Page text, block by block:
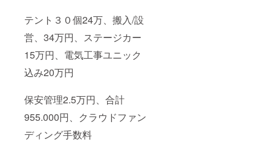
テント３０個24万、搬入/設
営、34万円、ステージカー
15万円、電気工事ユニック
込み20万円
保安管理2.5万円、合計
955.000円、クラウドファン
ディング手数料